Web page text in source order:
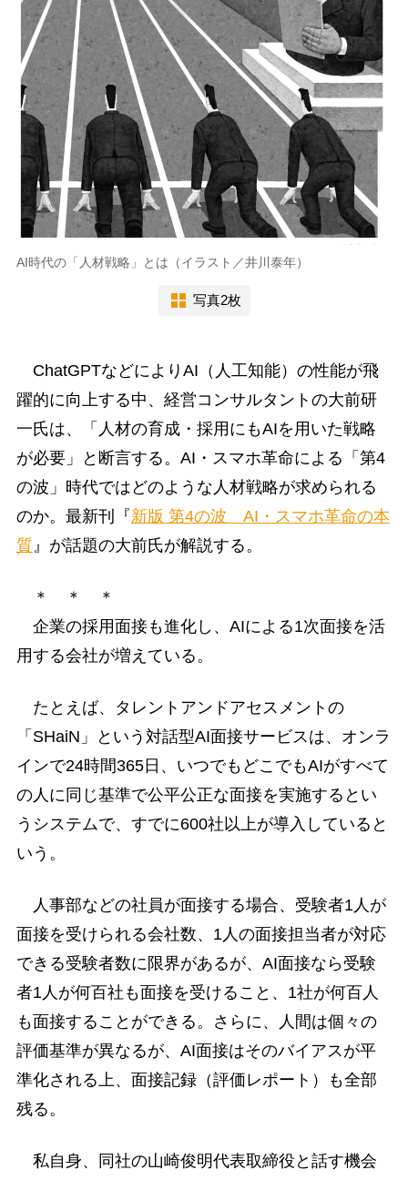
AI時代の「人材戦略」とは（イラスト／井川泰年）
写真2枚
ChatGPTなどによりAI（人工知能）の性能が飛
躍的に向上する中、経営コンサルタントの大前研
一氏は、「人材の育成・採用にもAIを用いた戦略
が必要」と断言する。AI・スマホ革命による「第4
の波」時代ではどのような人材戦略が求められる
のか。最新刊『新版 第4の波 AI・スマホ革命の本
質』が話題の大前氏が解説する。
＊ ＊ ＊
企業の採用面接も進化し、AIによる1次面接を活
用する会社が増えている。
たとえば、タレントアンドアセスメントの
「SHaiN」という対話型AI面接サービスは、オンラ
インで24時間365日、いつでもどこでもAIがすべて
の人に同じ基準で公平公正な面接を実施するとい
うシステムで、すでに600社以上が導入していると
いう。
人事部などの社員が面接する場合、受験者1人が
面接を受けられる会社数、1人の面接担当者が対応
できる受験者数に限界があるが、AI面接なら受験
者1人が何百社も面接を受けること、1社が何百人
も面接することができる。さらに、人間は個々の
評価基準が異なるが、AI面接はそのバイアスが平
準化される上、面接記録（評価レポート）も全部
残る。
私自身、同社の山崎俊明代表取締役と話す機会